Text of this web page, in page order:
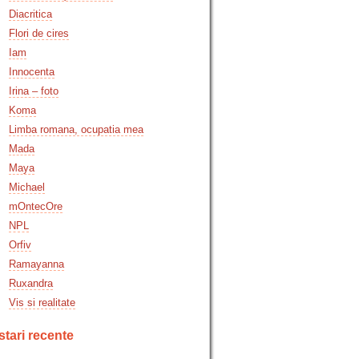
Diacritica
Flori de cires
Iam
Innocenta
Irina – foto
Koma
Limba romana, ocupatia mea
Mada
Maya
Michael
mOntecOre
NPL
Orfiv
Ramayanna
Ruxandra
Vis si realitate
recente